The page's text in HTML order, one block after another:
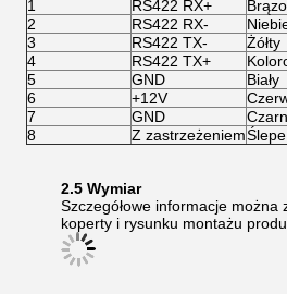
1
RS422 RX+
2
RS422 RX-
3
RS422 TX- Żółty
4
RS422 TX+
5
GND Biały
6
+12V
7
GND
8
Z zastrzeżeniemŚlepe
2.5 Wymiar
Szczegółowe informacje
koperty i rysunku montażu